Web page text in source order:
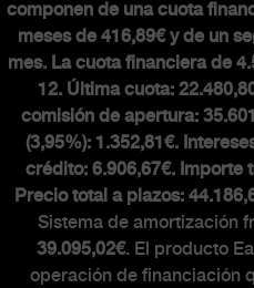
componen de una cuota
meses de 416,89€ y de un
mes. La cuota financiera de
12. Última cuota:
comisión de apertura:
(3,95%): 1.352,81€.
crédito: 6.906,67€. Importe
Precio total a plazos:
Sistema de amortización
39.095,02€. El producto
operación de financiación